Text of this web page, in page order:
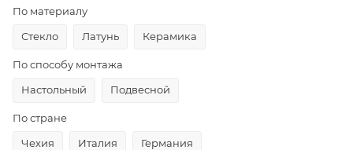
По материалу
Стекло
Латунь Керамика
По способу монтажа
Настольный
Подвесной
По стране
Чехия
Италия Германия